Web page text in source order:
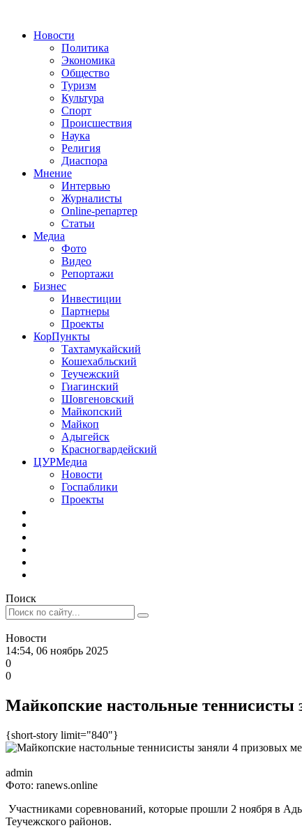
Новости
Политика
Экономика
Общество
Туризм
Культура
Спорт
Происшествия
Наука
Религия
Диаспора
Мнение
Интервью
Журналисты
Online-репартер
Статьи
Медиа
Фото
Видео
Репортажи
Бизнес
Инвестиции
Партнеры
Проекты
КорПункты
Тахтамукайский
Кошехабльский
Теучежский
Гиагинский
Шовгеновский
Майкопский
Майкоп
Адыгейск
Красногвардейский
ЦУРМедиа
Новости
Госпаблики
Проекты
Поиск
Новости
14:54, 06 ноябрь 2025
0
0
Майкопские настольные теннисисты
{short-story limit="840"}
admin
Фото: ranews.online
Участниками соревнований, которые прошли 2 ноября в
Теучежского районов.